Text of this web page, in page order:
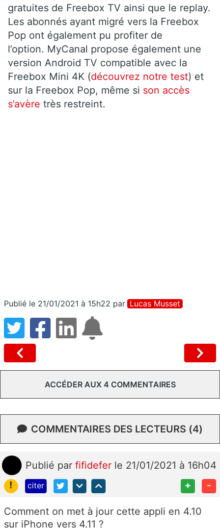
gratuites de Freebox TV ainsi que le replay.
Les abonnés ayant migré vers la Freebox
Pop ont également pu profiter de
l’option. MyCanal propose également une
version Android TV compatible avec la
Freebox Mini 4K (découvrez notre test) et
sur la Freebox Pop, même si son accès
s’avère très restreint.
Publié le 21/01/2021 à 15h22 par Lucas Musset
ACCÉDER AUX 4 COMMENTAIRES
COMMENTAIRES DES LECTEURS (4)
Publié par fifidefer le 21/01/2021 à 16h04
!
citer + -
Comment on met à jour cette appli en 4.10
sur iPhone vers 4.11 ?